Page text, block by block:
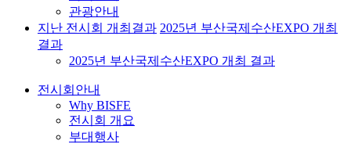
관광안내
지난 전시회 개최결과 2025년 부산국제수산EXPO 개최
결과
2025년 부산국제수산EXPO 개최 결과
전시회안내
Why BISFE
전시회 개요
부대행사